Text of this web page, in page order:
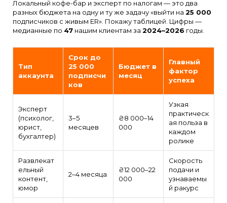
Локальный кофе-бар и эксперт по налогам — это два
разных бюджета на одну и ту же задачу «выйти на 25 000
подписчиков с живым ER». Покажу таблицей. Цифры —
медианные по 47 нашим клиентам за 2024–2026 годы.
Тип
аккаунта
Срок до
25 000
подписчи
ков
Бюджет в
месяц
Главный
фактор
успеха
Эксперт
(психолог,
юрист,
бухгалтер)
3–5
месяцев
₴8 000–14
000
Узкая
практическ
ая польза в
каждом
ролике
Развлекат
ельный
контент,
юмор
2–4 месяца
₴12 000–22
000
Скорость
подачи и
узнаваемы
й ракурс